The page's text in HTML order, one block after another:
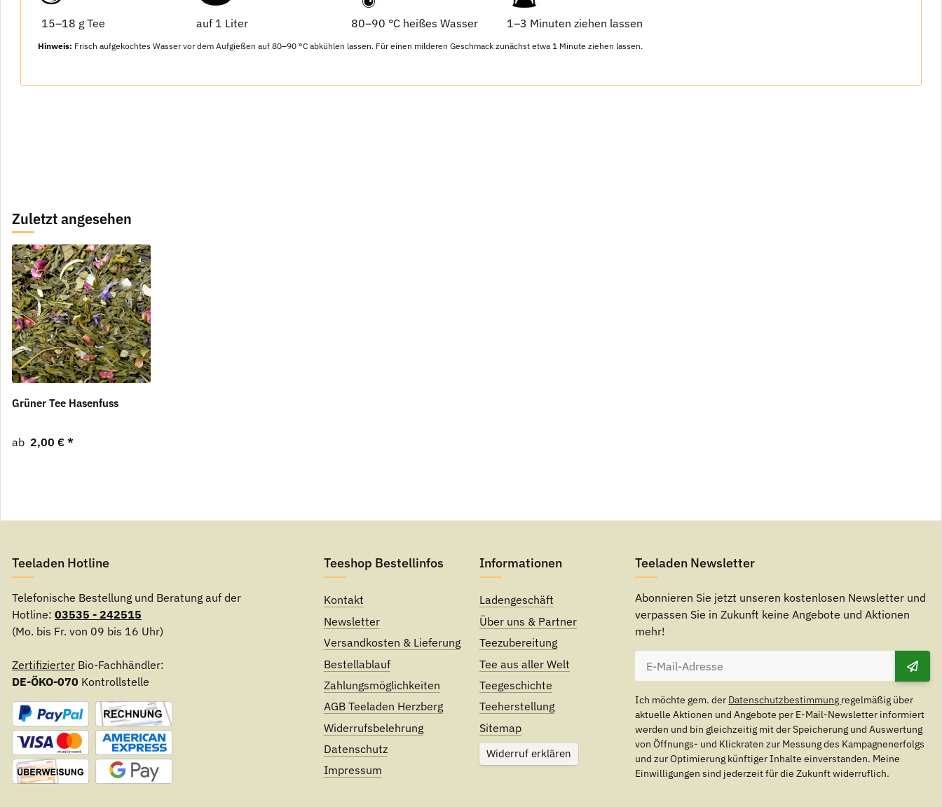
15–18 g Tee auf 1 Liter 80–90 °C heißes Wasser 1–3 Minuten ziehen lassen
Hinweis: Frisch aufgekochtes Wasser vor dem Aufgießen auf 80–90 °C abkühlen lassen. Für einen milderen Geschmack zunächst etwa 1 Minute ziehen lassen.
Zuletzt angesehen
Grüner Tee Hasenfuss
ab 2,00 € *
Teeladen Hotline
Telefonische Bestellung und Beratung auf der
Hotline: 03535 - 242515
(Mo. bis Fr. von 09 bis 16 Uhr)
Zertifizierter Bio-Fachhändler:
DE-ÖKO-070 Kontrollstelle
Teeshop Bestellinfos
Kontakt
Newsletter
Versandkosten & Lieferung
Bestellablauf
Zahlungsmöglichkeiten
AGB Teeladen Herzberg
Widerrufsbelehrung
Datenschutz
Impressum
Informationen
Ladengeschäft
Über uns & Partner
Teezubereitung
Tee aus aller Welt
Teegeschichte
Teeherstellung
Sitemap
Widerruf erklären
Teeladen Newsletter
Abonnieren Sie jetzt unseren kostenlosen Newsletter und
verpassen Sie in Zukunft keine Angebote und Aktionen
mehr!
Ich möchte gem. der Datenschutzbestimmung regelmäßig über
aktuelle Aktionen und Angebote per E-Mail-Newsletter informiert
werden und bin gleichzeitig mit der Speicherung und Auswertung
von Öffnungs- und Klickraten zur Messung des Kampagnenerfolgs
und zur Optimierung künftiger Inhalte einverstanden. Meine
Einwilligungen sind jederzeit für die Zukunft widerruflich.